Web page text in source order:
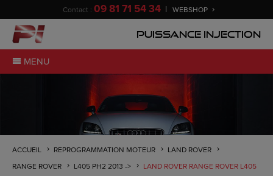
Contact : 09 81 71 54 34 WEBSHOP
Puissance Injection
MENU
ACCUEIL REPROGRAMMATION MOTEUR
LAND ROVER
RANGE ROVER
L405 PH2 2013 ->
LAND ROVER RANGE ROVER L405